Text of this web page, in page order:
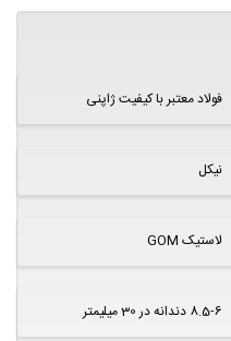
فولاد معتبر با کیفیت ژاپنی
نیکل
لاستیک GOM
8.5-6 دندانه در 30 میلیمتر